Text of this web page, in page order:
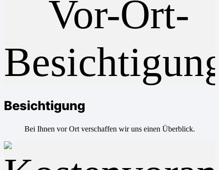
Besichtigung
Bei Ihnen vor Ort verschaffen wir uns einen Überblick.